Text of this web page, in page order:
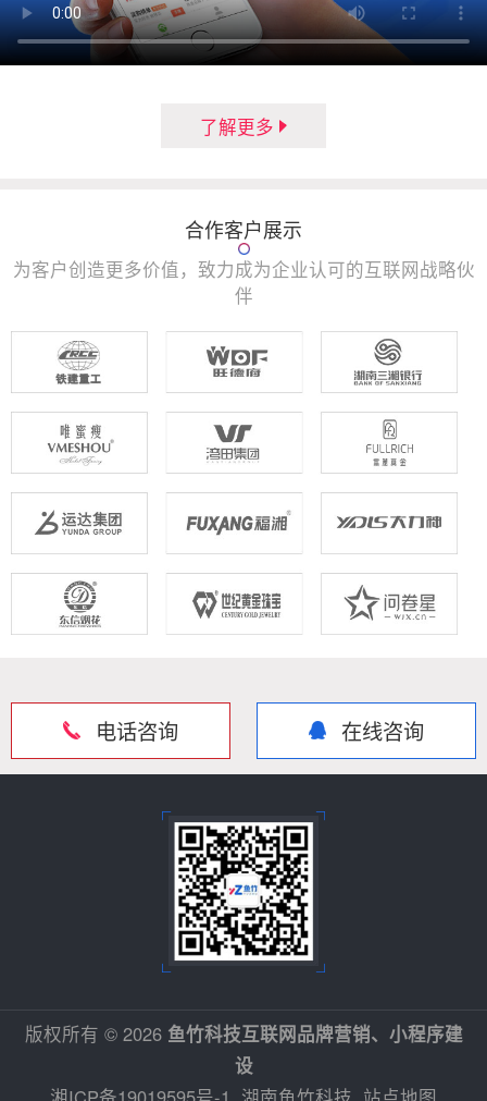
了解更多
合作客户展示
为客户创造更多价值，致力成为企业认可的互联网战略伙
伴
电话咨询 在线咨询
版权所有 © 2026 鱼竹科技互联网品牌营销、小程序建
设